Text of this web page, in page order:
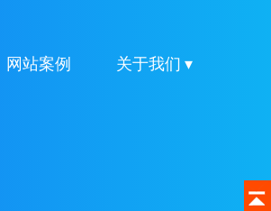
网站案例 关于我们 ▾